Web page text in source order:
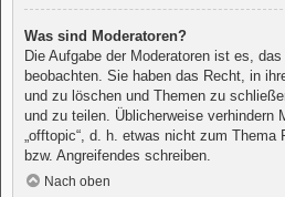
Was sind Moderatoren?
Die Aufgabe der Moderatoren ist es,
beobachten. Sie haben das Recht, in
und zu löschen und Themen zu
und zu teilen. Üblicherweise verhindern
„offtopic“, d. h. etwas nicht zum
bzw. Angreifendes schreiben.
Nach oben